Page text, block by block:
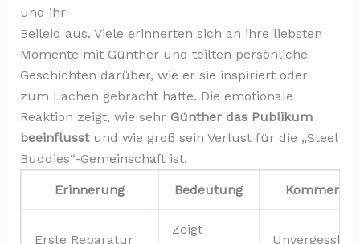
und ihr
Beileid aus. Viele erinnerten sich an ihre liebsten
Momente mit Günther und teilten persönliche
Geschichten darüber, wie er sie inspiriert oder
zum Lachen gebracht hatte. Die emotionale
Reaktion zeigt, wie sehr Günther das Publikum
beeinflusstund wie groß sein Verlust für die „Steel
Buddies“-Gemeinschaft ist.
Erinnerung Bedeutung Kommentar
Erste Reparatur
Zeigt